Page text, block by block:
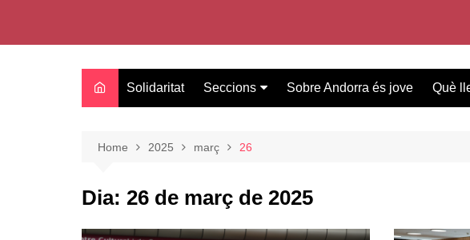
Solidaritat Seccions
Oci
Entrevistes
Salut
Sobre Andorra és jove Què
Home 2025 març 26
Dia: 26 de març de 2025